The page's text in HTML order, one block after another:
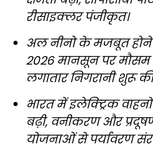
रीसाइक्लर पंजीकृत।
अल नीनो के मजबूत
2026 मानसून पर मौसम
लगातार निगरानी शुरू
भारत में इलेक्ट्रिक वाहनों
बढ़ी, वनीकरण और
योजनाओं से पर्यावरण